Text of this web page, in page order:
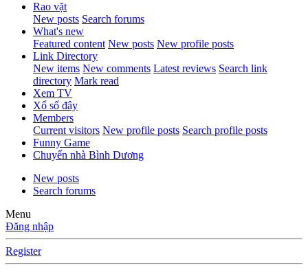
Rao vặt
New posts Search forums
What's new
Featured content New posts New profile posts
Link Directory
New items New comments Latest reviews Search link
directory Mark read
Xem TV
Xổ số đây
Members
Current visitors New profile posts Search profile posts
Funny Game
Chuyển nhà Bình Dương
New posts
Search forums
Menu
Đăng nhập
Register